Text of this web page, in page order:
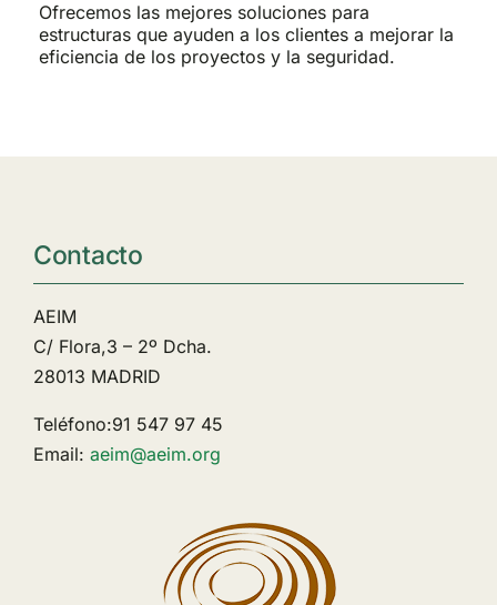
Ofrecemos las mejores soluciones para
estructuras que ayuden a los clientes a mejorar la
eficiencia de los proyectos y la seguridad.
Contacto
AEIM
C/ Flora,3 – 2º Dcha.
28013 MADRID
Teléfono:91 547 97 45
Email: aeim@aeim.org